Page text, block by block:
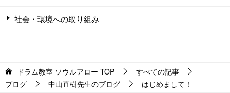
社会・環境への取り組み
ドラム教室 ソウルアロー TOP
すべての記事
ブログ
中山直樹先生のブログ はじめまして！